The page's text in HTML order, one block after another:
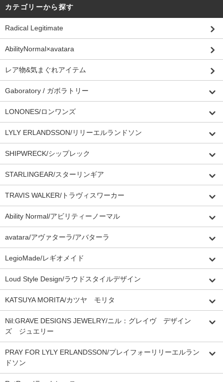
カテゴリーから探す
Radical Legitimate
AbilityNormal×avatara
レア物&気まぐれアイテム
Gaboratory / ガボラトリー
LONONES/ロンワンズ
LYLY ERLANDSSON/リリーエルランドソン
SHIPWRECK/シップレック
STARLINGEAR/スターリンギア
TRAVIS WALKER/トラヴィスワーカー
Ability Normal/アビリティーノーマル
avatara/アヴァターラ/アバターラ
LegioMade/レギオメイド
Loud Style Design/ラウドスタイルデザイン
KATSUYA MORITA/カツヤ モリタ
Nil:GRAVE DESIGNS JEWELRY/ニル：グレイヴ デザイン
ズ ジュエリー
PRAY FOR LYLY ERLANDSSON/プレイフォーリリーエルラン
ドソン